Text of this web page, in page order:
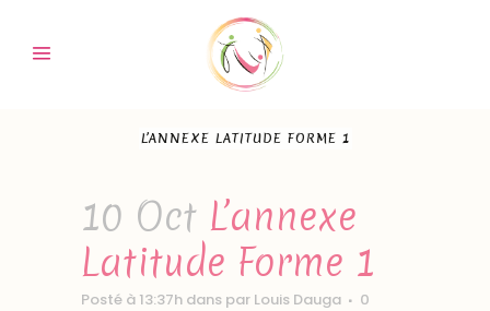
L’ANNEXE LATITUDE FORME 1
10 Oct L’annexe
Latitude Forme 1
Posté à 13:37h dans par Louis Dauga
0